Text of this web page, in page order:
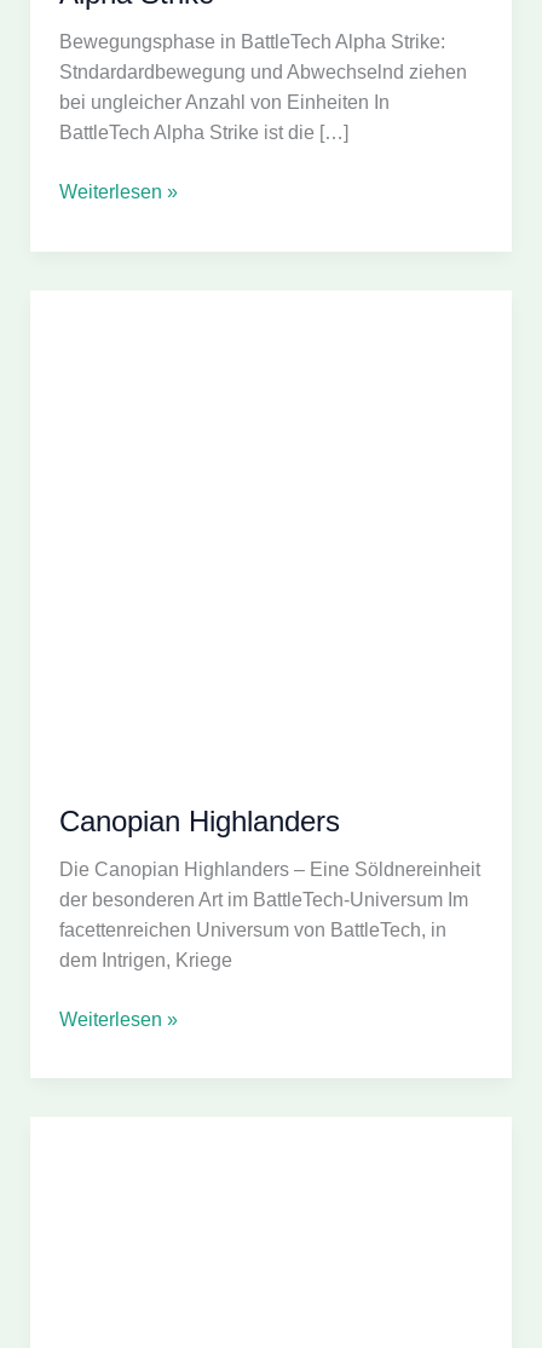
Bewegungsphase in BattleTech Alpha Strike:
Stndardardbewegung und Abwechselnd ziehen
bei ungleicher Anzahl von Einheiten In
BattleTech Alpha Strike ist die […]
Bewegungsphase
BattleTech
Weiterlesen »
Canopian Highlanders
Die Canopian Highlanders – Eine Söldnereinheit
der besonderen Art im BattleTech-Universum Im
facettenreichen Universum von BattleTech, in
dem Intrigen, Kriege
Canopian
Weiterlesen »